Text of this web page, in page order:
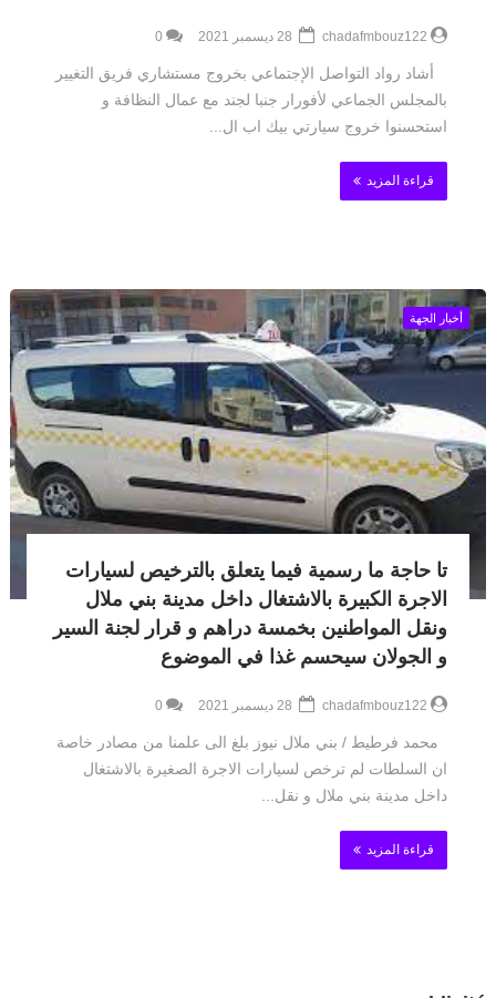
chadafmbouz122
0
أشاد رواد التواصل الإجتماعي بخروج مستشاري فريق التغيير
بالمجلس الجماعي لأفورار جنبا لجند مع عمال النظافة و
استحسنوا خروج سيارتي بيك اب ال...
قراءة المزيد
أخبار الجهة
تا حاجة ما رسمية فيما يتعلق بالترخيص لسيارات
الاجرة الكبيرة بالاشتغال داخل مدينة بني ملال
ونقل المواطنين بخمسة دراهم و قرار لجنة السير
و الجولان سيحسم غذا في الموضوع
chadafmbouz122
0
محمد فرطيط / بني ملال نيوز بلغ الى علمنا من مصادر خاصة
ان السلطات لم ترخص لسيارات الاجرة الصغيرة بالاشتغال
داخل مدينة بني ملال و نقل...
قراءة المزيد